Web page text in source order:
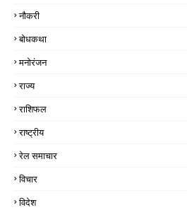
नौकरी
बोधकथा
मनोरंजन
राज्य
राशिफल
राष्ट्रीय
रेल समाचार
विचार
विदेश